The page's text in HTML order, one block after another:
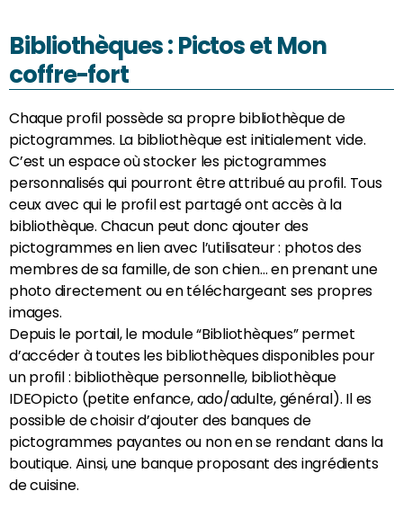
Bibliothèques : Pictos et Mon
coffre-fort
Chaque profil possède sa propre bibliothèque de
pictogrammes. La bibliothèque est initialement vide.
C’est un espace où stocker les pictogrammes
personnalisés qui pourront être attribué au profil. Tous
ceux avec qui le profil est partagé ont accès à la
bibliothèque. Chacun peut donc ajouter des
pictogrammes en lien avec l’utilisateur : photos des
membres de sa famille, de son chien… en prenant une
photo directement ou en téléchargeant ses propres
images.
Depuis le portail, le module “Bibliothèques” permet
d’accéder à toutes les bibliothèques disponibles pour
un profil : bibliothèque personnelle, bibliothèque
IDEOpicto (petite enfance, ado/adulte, général). Il es
possible de choisir d’ajouter des banques de
pictogrammes payantes ou non en se rendant dans la
boutique. Ainsi, une banque proposant des ingrédients
de cuisine.